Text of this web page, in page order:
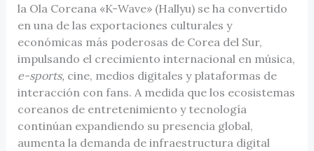
la Ola Coreana «K-Wave» (Hallyu) se ha convertido
en una de las exportaciones culturales y
económicas más poderosas de Corea del Sur,
impulsando el crecimiento internacional en música,
e-sports, cine, medios digitales y plataformas de
interacción con fans. A medida que los ecosistemas
coreanos de entretenimiento y tecnología
continúan expandiendo su presencia global,
aumenta la demanda de infraestructura digital